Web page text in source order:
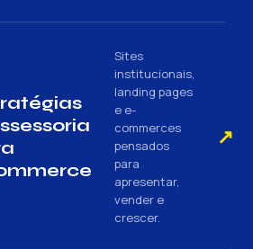
Sites
institucionais,
landing pages
e e-
commerces
pensados
para
apresentar,
vender e
crescer.
↗